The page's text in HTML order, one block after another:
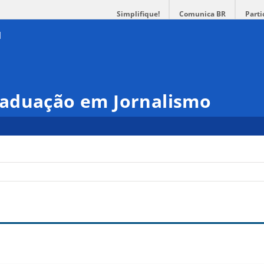
Simplifique! Comunica BR
em Jornalismo